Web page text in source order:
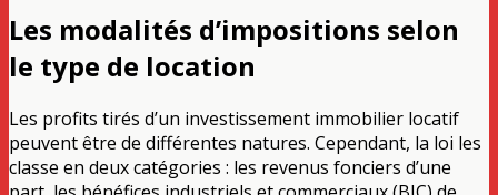
Les modalités d’impositions selon
le type de location
Les profits tirés d’un investissement immobilier locatif
peuvent être de différentes natures. Cependant, la loi les
classe en deux catégories : les revenus fonciers d’une